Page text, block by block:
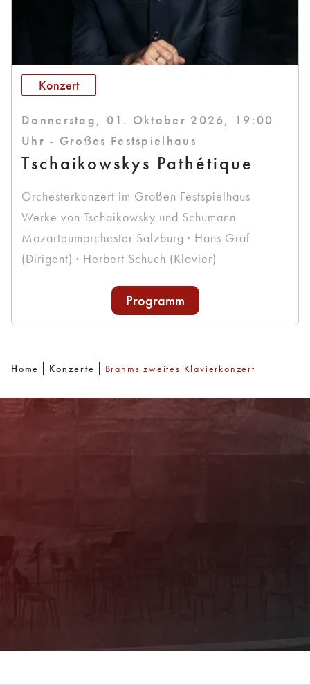
Konzert
Donnerstag, 01. Oktober 2026, 19:00
Uhr - Großes Festspielhaus
Tschaikowskys Pathétique
Orchesterkonzert im Großen Festspielhaus
Werke von Tschaikowsky und Schumann
Mozarteumorchester Salzburg · Hans Graf
(Dirigent) · Herbert Schuch (Klavier)
Programm
Home Konzerte Brahms zweites Klavierkonzert